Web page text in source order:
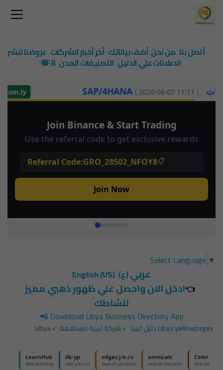
أتصل بنا من نحن أضف بياناتك أخر أخبار الشركات عروضنا لنشر
الاعلانات علي الدليل التصنيفاتالمدن FB🌐
Select Language ▼
عربي(ع) English (US)
👈ادخل الان واحصل علي ظهور ذهبي مميز
لنشاطك
📲 Download Libya Business Directory App
Libya yellowpages دليل ليبيا >شركة ليبية مساهمة >
Libya